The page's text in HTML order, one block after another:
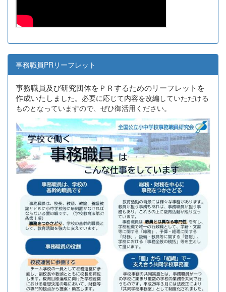
事務職員PRリーフレット
事務職員及び研究団体をＰＲするためのリーフレットを
作成いたし ました。必要に応じて内容を改編していただける
ものとなっていますので、ぜひ御活用ください。